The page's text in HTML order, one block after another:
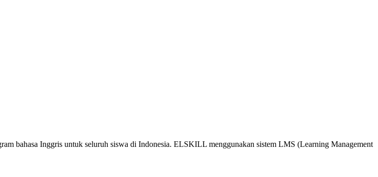
bahasa Inggris untuk seluruh siswa di Indonesia. ELSKILL menggunakan sistem LMS (Learning Management